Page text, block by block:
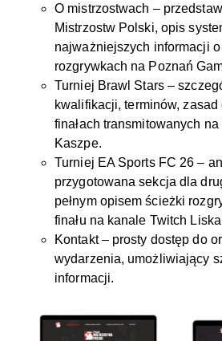
O mistrzostwach –
Mistrzostw Polski, opis
najważniejszych informacji o
rozgrywkach na Poznań
Turniej Brawl Stars –
kwalifikacji, terminów,
finałach transmitowanych
Kaszpe.
Turniej EA Sports FC 26 –
przygotowana sekcja dla
pełnym opisem ścieżki
finału na kanale Twitch
Kontakt – prosty dostęp do
wydarzenia, umożliwiający
informacji.